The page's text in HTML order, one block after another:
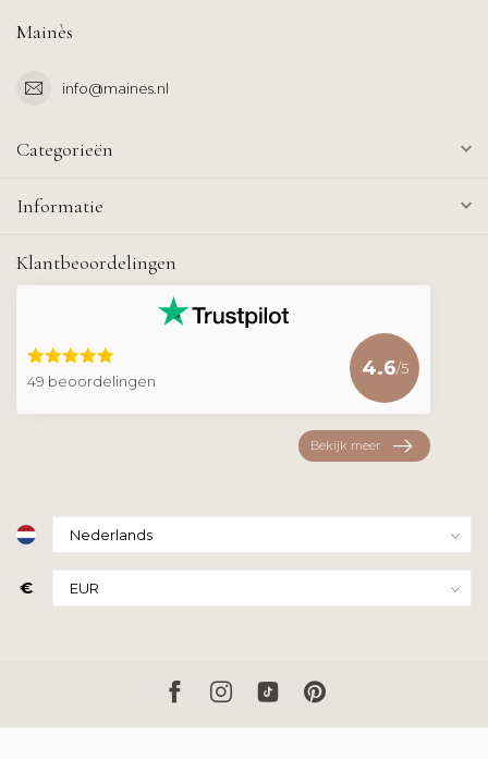
Mainès
info@maines.nl
Categorieën
Informatie
Klantbeoordelingen
49 beoordelingen
4.6/5
Bekijk meer
€